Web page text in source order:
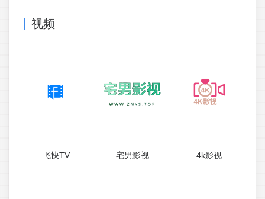
视频
飞快TV 宅男影视 4k影视